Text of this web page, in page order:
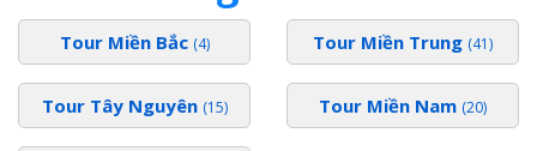
Tour Miền Bắc (4) Tour Miền Trung (41)
Tour Tây Nguyên (15) Tour Miền Nam (20)